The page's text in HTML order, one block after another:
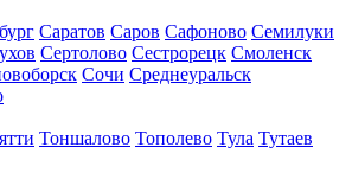
Саратов Саров Сафоново Семилуки
Сертолово Сестрорецк Смоленск
Сочи Среднеуральск
Тоншалово Тополево Тула Тутаев